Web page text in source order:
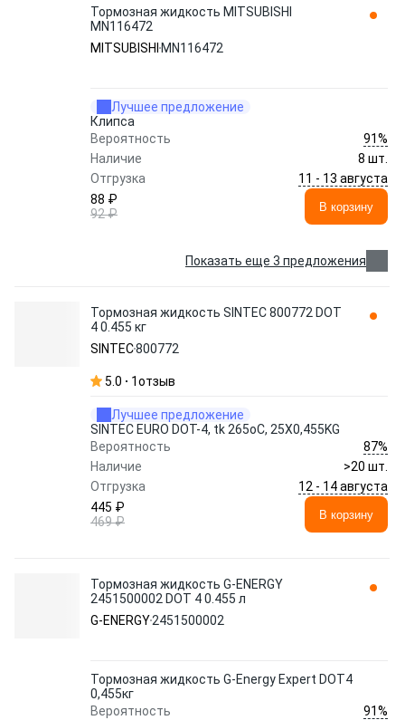
Тормозная жидкость MITSUBISHI
MN116472
MITSUBISHI MN116472
Лучшее предложение
Клипса
Вероятность
91%
Наличие
8 шт.
Отгрузка
11 - 13 августа
88 ₽
92 ₽
В корзину
Показать еще 3 предложения
Тормозная жидкость SINTEC 800772 DOT
4 0.455 кг
SINTEC800772
5.0 1отзыв
Лучшее предложение
SINTEC EURO DOT-4, tk 265оС, 25X0,455KG
Вероятность
87%
Наличие
>20 шт.
Отгрузка
12 - 14 августа
445 ₽
469 ₽
В корзину
Тормозная жидкость G-ENERGY
2451500002 DOT 4 0.455 л
G-ENERGY2451500002
Тормозная жидкость G-Energy Expert DOT4
0,455кг
Вероятность
91%